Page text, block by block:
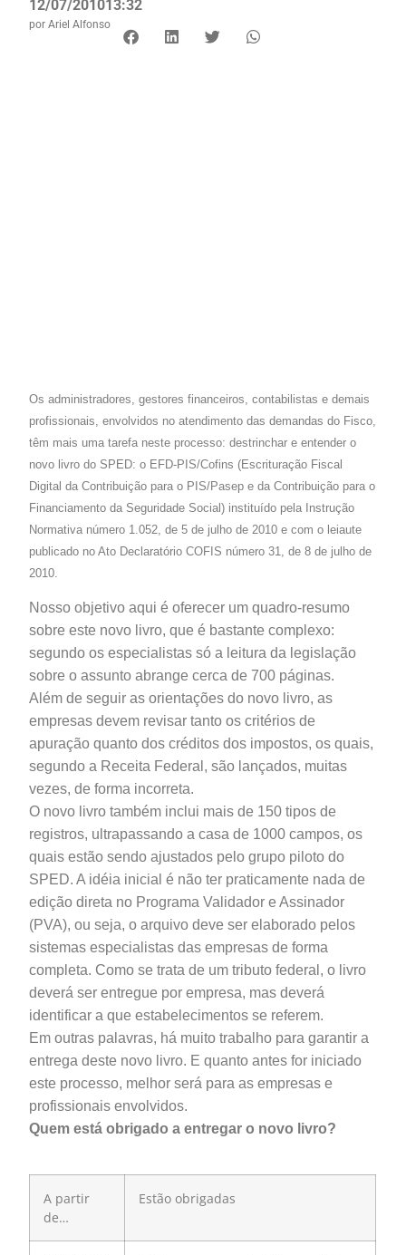
12/07/201013:32
por Ariel Alfonso
Os administradores, gestores financeiros, contabilistas e demais
profissionais, envolvidos no atendimento das demandas do Fisco,
têm mais uma tarefa neste processo: destrinchar e entender o
novo livro do SPED: o EFD-PIS/Cofins (Escrituração Fiscal
Digital da Contribuição para o PIS/Pasep e da Contribuição para o
Financiamento da Seguridade Social) instituído pela Instrução
Normativa número 1.052, de 5 de julho de 2010 e com o leiaute
publicado no Ato Declaratório COFIS número 31, de 8 de julho de
2010.
Nosso objetivo aqui é oferecer um quadro-resumo
sobre este novo livro, que é bastante complexo:
segundo os especialistas só a leitura da legislação
sobre o assunto abrange cerca de 700 páginas.
Além de seguir as orientações do novo livro, as
empresas devem revisar tanto os critérios de
apuração quanto dos créditos dos impostos, os quais,
segundo a Receita Federal, são lançados, muitas
vezes, de forma incorreta.
O novo livro também inclui mais de 150 tipos de
registros, ultrapassando a casa de 1000 campos, os
quais estão sendo ajustados pelo grupo piloto do
SPED. A idéia inicial é não ter praticamente nada de
edição direta no Programa Validador e Assinador
(PVA), ou seja, o arquivo deve ser elaborado pelos
sistemas especialistas das empresas de forma
completa. Como se trata de um tributo federal, o livro
deverá ser entregue por empresa, mas deverá
identificar a que estabelecimentos se referem.
Em outras palavras, há muito trabalho para garantir a
entrega deste novo livro. E quanto antes for iniciado
este processo, melhor será para as empresas e
profissionais envolvidos.
Quem está obrigado a entregar o novo livro?
A partir
de…
Estão obrigadas